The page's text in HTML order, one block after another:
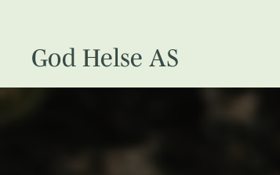
God Helse AS